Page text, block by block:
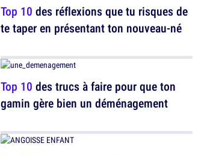
Top 10 des réflexions que tu risques de
te taper en présentant ton nouveau-né
Top 10 des trucs à faire pour que ton
gamin gère bien un déménagement